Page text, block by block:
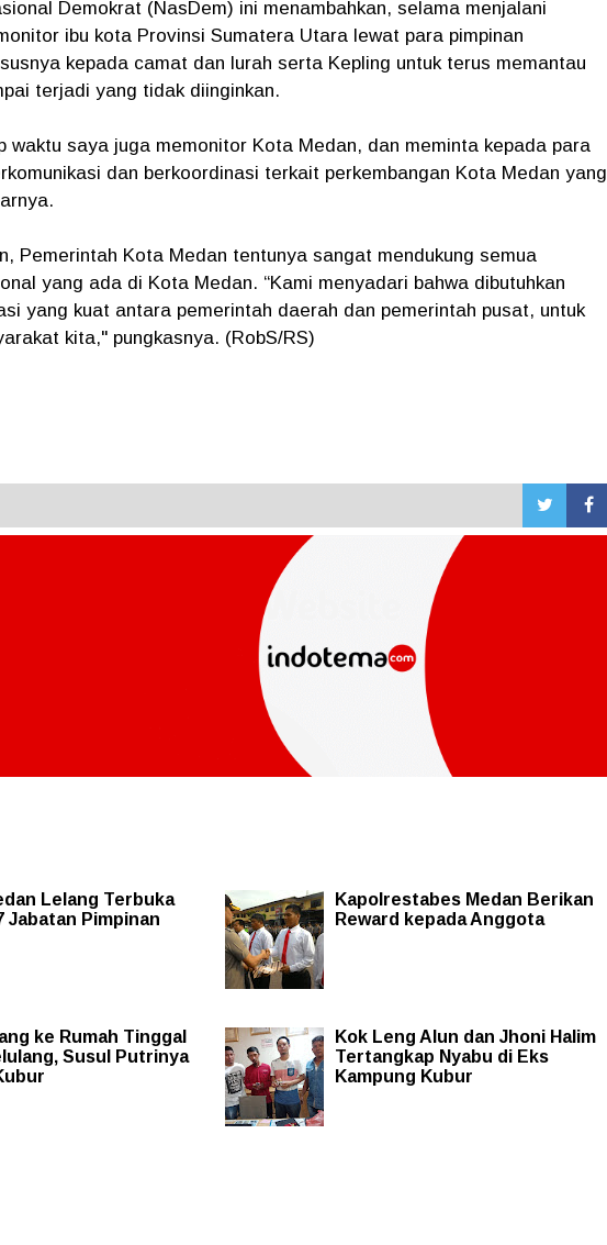
Demokrat (NasDem) ini menambahkan, selama menjalani
ibu kota Provinsi Sumatera Utara lewat para pimpinan
kepada camat dan lurah serta Kepling untuk terus memantau
terjadi yang tidak diinginkan.
waktu saya juga memonitor Kota Medan, dan meminta kepada para
dan berkoordinasi terkait perkembangan Kota Medan yang
Pemerintah Kota Medan tentunya sangat mendukung semua
yang ada di Kota Medan. “Kami menyadari bahwa dibutuhkan
yang kuat antara pemerintah daerah dan pemerintah pusat, untuk
kita," pungkasnya. (RobS/RS)
Lelang Terbuka
Jabatan Pimpinan
Kapolrestabes Medan Berikan
Reward kepada Anggota
ke Rumah Tinggal
Susul Putrinya
Kok Leng Alun dan Jhoni Halim
Tertangkap Nyabu di Eks
Kampung Kubur